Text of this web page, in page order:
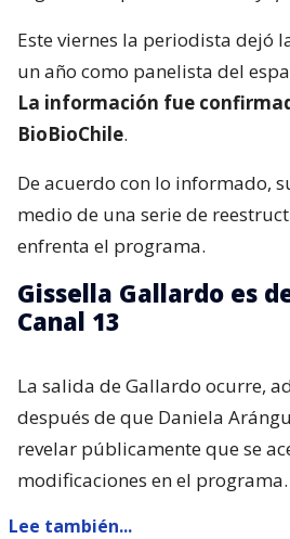
Este viernes la periodista dejó
un año como panelista del
La información fue
BioBioChile.
De acuerdo con lo informado,
medio de una serie de
enfrenta el programa.
Gissella Gallardo es
Canal 13
La salida de Gallardo ocurre,
después de que Daniela
revelar públicamente que se
modificaciones en el programa.
Lee también...